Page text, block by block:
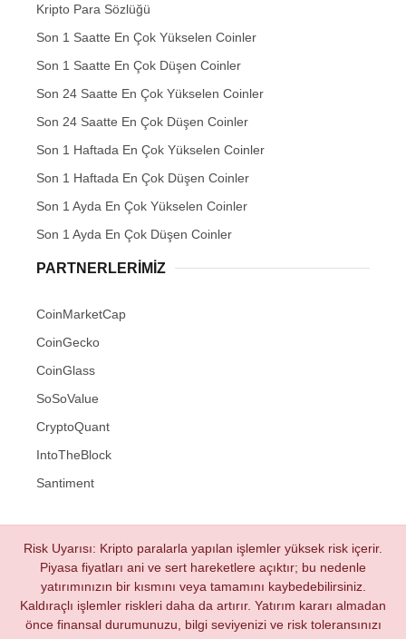
Kripto Para Sözlüğü
Son 1 Saatte En Çok Yükselen Coinler
Son 1 Saatte En Çok Düşen Coinler
Son 24 Saatte En Çok Yükselen Coinler
Son 24 Saatte En Çok Düşen Coinler
Son 1 Haftada En Çok Yükselen Coinler
Son 1 Haftada En Çok Düşen Coinler
Son 1 Ayda En Çok Yükselen Coinler
Son 1 Ayda En Çok Düşen Coinler
PARTNERLERIMIZ
CoinMarketCap
CoinGecko
CoinGlass
SoSoValue
CryptoQuant
IntoTheBlock
Santiment
Risk Uyarısı: Kripto paralarla yapılan işlemler yüksek risk içerir.
Piyasa fiyatları ani ve sert hareketlere açıktır; bu nedenle
yatırımınızın bir kısmını veya tamamını kaybedebilirsiniz.
Kaldıraçlı işlemler riskleri daha da artırır. Yatırım kararı almadan
önce finansal durumunuzu, bilgi seviyenizi ve risk toleransınızı